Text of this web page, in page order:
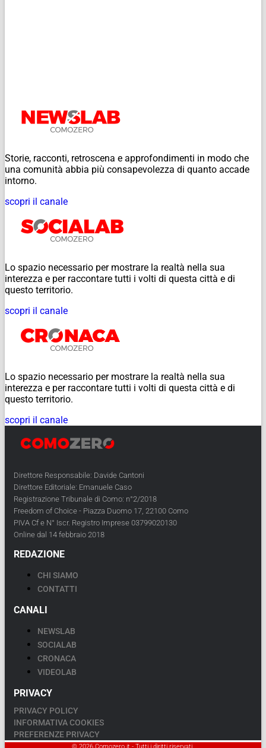
Storie, racconti, retroscena e approfondimenti in modo che
una comunità abbia più consapevolezza di quanto accade
intorno.
scopri il canale
Lo spazio necessario per mostrare la realtà nella sua
interezza e per raccontare tutti i volti di questa città e di
questo territorio.
scopri il canale
Lo spazio necessario per mostrare la realtà nella sua
interezza e per raccontare tutti i volti di questa città e di
questo territorio.
scopri il canale
Direttore Responsabile: Davide Cantoni
Direttore Editoriale: Emanuele Caso
Registrazione Tribunale di Como: n°2/2018
Freedom of Choice - Piazza Duomo 17, 22100 Como
PIVA Cf e N° Iscr. Registro Imprese 03799020130
Online dal 14 febbraio 2018
REDAZIONE
CHI SIAMO
CONTATTI
CANALI
NEWSLAB
SOCIALAB
CRONACA
VIDEOLAB
PRIVACY
PRIVACY POLICY
INFORMATIVA COOKIES
PREFERENZE PRIVACY
© 2026 Comozero.it - Tutti i diritti riservati.